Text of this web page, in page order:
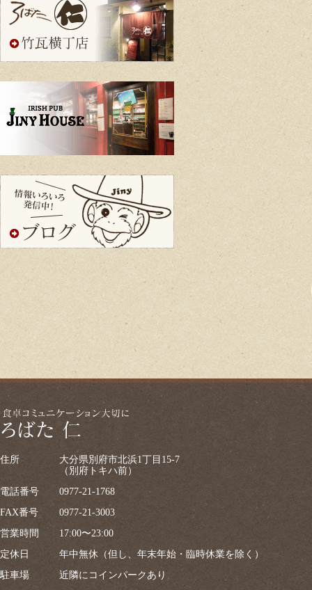
住所
大分県別府市北浜1丁目15-7
（別府トキハ前）
電話番号
0977-21-1768
FAX番号
0977-21-3003
営業時間
17:00〜23:00
定休日
年中無休（但し、年末年始・臨時休業を除く）
駐車場
近隣にコインパークあり